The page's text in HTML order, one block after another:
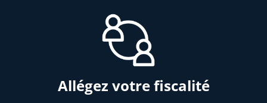
Allégez votre fiscalité